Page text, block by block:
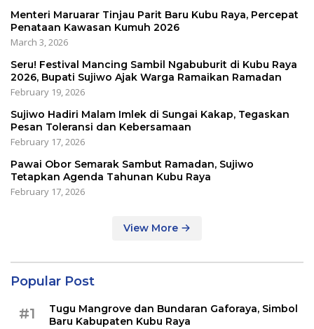
Menteri Maruarar Tinjau Parit Baru Kubu Raya, Percepat
Penataan Kawasan Kumuh 2026
March 3, 2026
Seru! Festival Mancing Sambil Ngabuburit di Kubu Raya
2026, Bupati Sujiwo Ajak Warga Ramaikan Ramadan
February 19, 2026
Sujiwo Hadiri Malam Imlek di Sungai Kakap, Tegaskan
Pesan Toleransi dan Kebersamaan
February 17, 2026
Pawai Obor Semarak Sambut Ramadan, Sujiwo
Tetapkan Agenda Tahunan Kubu Raya
February 17, 2026
View More
Popular Post
#1
Tugu Mangrove dan Bundaran Gaforaya, Simbol
Baru Kabupaten Kubu Raya